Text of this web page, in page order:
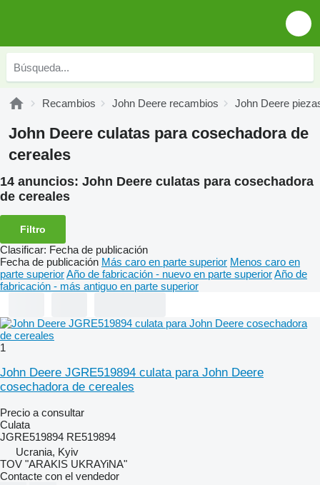
Recambios John Deere recambios John Deere
John Deere culatas para cosechadora de
cereales
14 anuncios: John Deere culatas para cosechadora
de cereales
Filtro
Clasificar: Fecha de publicación
Fecha de publicación Más caro en parte superior Menos caro en
parte superiorAño de fabricación - nuevo en parte superiorAño de
fabricación - más antiguo en parte superior
1
John Deere JGRE519894 culata para John Deere
cosechadora de cereales
Precio a consultar
Culata
JGRE519894 RE519894
Ucrania, Kyiv
TOV "ARAKIS UKRAYiNA"
Contacte con el vendedor